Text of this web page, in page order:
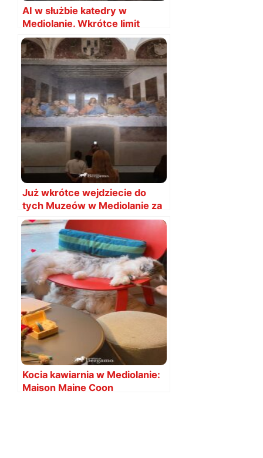
AI w służbie katedry w
Mediolanie. Wkrótce limit
wejść?
Już wkrótce wejdziecie do
tych Muzeów w Mediolanie za
darmo
Kocia kawiarnia w Mediolanie:
Maison Maine Coon